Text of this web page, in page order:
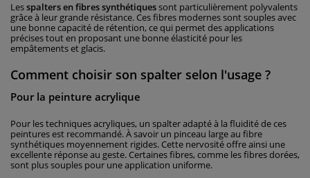
Lesspalters en fibres synthétiquessont particulièrement polyvalents
grâce à leur grande résistance. Ces fibres modernes sont souples avec
une bonne capacité de rétention, ce qui permet des applications
précises tout en proposant une bonne élasticité pour les
empâtements et glacis.
Comment choisir son spalter selon l'usage ?
Pour la peinture acrylique
Pour les techniques acryliques, un spalter adapté à la fluidité de ces
peintures est recommandé. À savoir un pinceau large au fibre
synthétiques moyennement rigides. Cette nervosité offre ainsi une
excellente réponse au geste. Certaines fibres, comme les fibres dorées,
sont plus souples pour une application uniforme.